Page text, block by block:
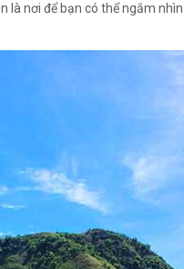
là nơi để bạn có thể ngắm nhìn